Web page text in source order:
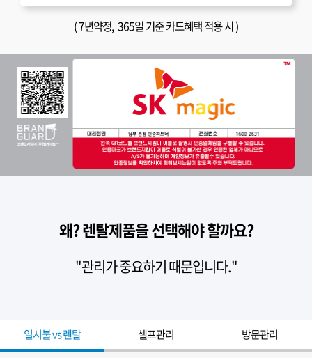
(7년약정, 365일 기준 카드혜택 적용 시 )
왜? 렌탈제품을 선택해야 할까요?
"관리가 중요하기 때문입니다."
일시불 vs 렌탈 셀프관리 방문관리